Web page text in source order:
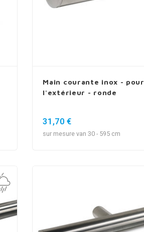
Main courante inox - pour
l'extérieur - ronde
31,70 €
sur mesure van 30 - 595 cm